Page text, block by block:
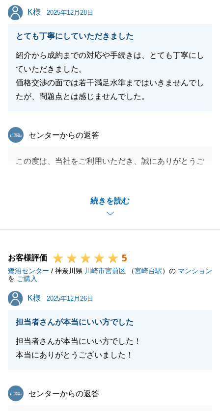
K様
K様 2025年12月28日
とても丁寧にしていただきました
紹介から成約までの対応や手続きは、とても丁寧にし
ていただきました。
価格交渉の面では若干満足水準まではいきませんでし
たが、問題点とは感じませんでした。
続きを読む
東急リバブル
センターからの返答
この度は、当社をご利用いただき、誠にありがとうご
のご期待については今後の課題として真摯に受け止め
K様から評価をいただけたことは、私にとって大きな
最後まで信頼してお任せいただき、本当にありがとう
ございました。
またのご機会がございましたら、精一杯努めさせてい
ただきます。
閉じる
お客様評価 5
鷺沼センター / 神奈川県 川崎市宮前区 （宮崎台駅）の マンション
を ご購入
K様
K様 2025年12月26日
担当者さんが本当にいい方でした
担当者さんが本当にいい方でした！
本当にありがとうございました！
東急リバブル
センターからの返答